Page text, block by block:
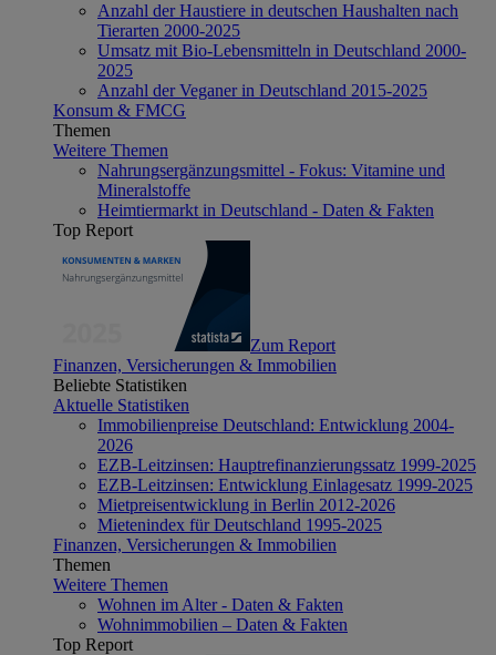
Anzahl der Haustiere in deutschen Haushalten nach
Tierarten 2000-2025
Umsatz mit Bio-Lebensmitteln in Deutschland 2000-
2025
Anzahl der Veganer in Deutschland 2015-2025
Konsum & FMCG
Themen
Weitere Themen
Nahrungsergänzungsmittel - Fokus: Vitamine und
Mineralstoffe
Heimtiermarkt in Deutschland - Daten & Fakten
Top Report
Zum Report
Finanzen, Versicherungen & Immobilien
Beliebte Statistiken
Aktuelle Statistiken
Immobilienpreise Deutschland: Entwicklung 2004-
2026
EZB-Leitzinsen: Hauptrefinanzierungssatz 1999-2025
EZB-Leitzinsen: Entwicklung Einlagesatz 1999-2025
Mietpreisentwicklung in Berlin 2012-2026
Mietenindex für Deutschland 1995-2025
Finanzen, Versicherungen & Immobilien
Themen
Weitere Themen
Wohnen im Alter - Daten & Fakten
Wohnimmobilien – Daten & Fakten
Top Report